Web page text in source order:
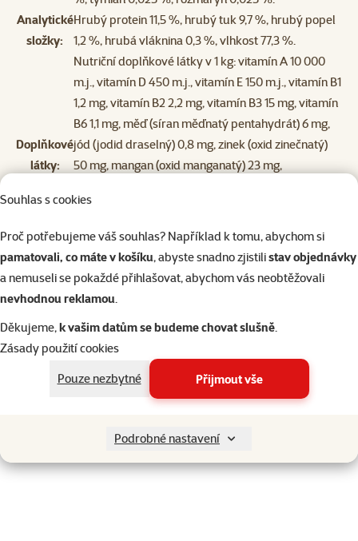
Souhlas s cookies
Proč potřebujeme váš souhlas? Například k tomu, abychom si
pamatovali, co máte v košíku, abyste snadno zjistilistav objednávky
a nemuseli se pokaždé přihlašovat, abychom vás neobtěžovali
nevhodnou reklamou.
Děkujeme,k vašim datům se budeme chovat slušně.
Zásady použití cookies
Pouze nezbytné
Přijmout vše
Podrobné nastavení
Analytické
složky:
Hrubý protein 11,5 %, hrubý tuk 9,7 %, hrubý popel
1,2 %, hrubá vláknina 0,3 %, vlhkost 77,3 %.
Doplňkové
látky:
Nutriční doplňkové látky v 1 kg: vitamín A 10 000
m.j., vitamín D 450 m.j., vitamín E 150 m.j., vitamín B1
1,2 mg, vitamín B2 2,2 mg, vitamín B3 15 mg, vitamín
B6 1,1 mg, měď (síran měďnatý pentahydrát) 6 mg,
jód (jodid draselný) 0,8 mg, zinek (oxid zinečnatý)
50 mg, mangan (oxid manganatý) 23 mg,
Technologické doplňkové látky: guarová guma 9 g.
m.j. = mezinárodní jednotky. Metabolizovatelná
energie: 1 090 kcal/kg.